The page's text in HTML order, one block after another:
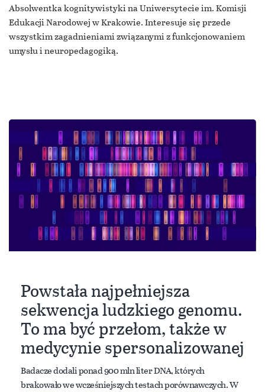
Absolwentka kognitywistyki na Uniwersytecie im. Komisji
Edukacji Narodowej w Krakowie. Interesuje się przede
wszystkim zagadnieniami związanymi z funkcjonowaniem
umysłu i neuropedagogiką.
Powstała najpełniejsza
sekwencja ludzkiego genomu.
To ma być przełom, także w
medycynie spersonalizowanej
Badacze dodali ponad 900 mln liter DNA, których
brakowało we wcześniejszych testach porównawczych. W